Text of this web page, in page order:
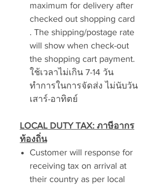
maximum for delivery after
checked out shopping card
. The shipping/postage rate
will show when check-out
the shopping cart payment.
ใช้เวลาไม่เกิน 7-14 วัน
ทำการในการจัดส่ง ไม่นับวัน
เสาร์-อาทิตย์
LOCAL DUTY TAX: ภาษีอากร
ท้องถิ่น
Customer will response for
receiving tax on arrival at
their country as per local